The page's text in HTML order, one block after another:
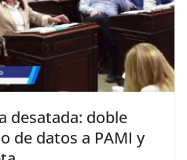
desatada: doble
de datos a PAMI y